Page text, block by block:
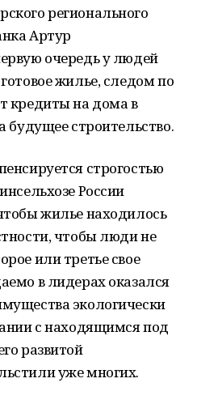
регионального
Артур
очередь у людей
жилье, следом по
кредиты на дома в
будущее строительство.
строгостью
России
жилье находилось
чтобы люди не
или третье свое
в лидерах оказался
экологически
с находящимся под
развитой
уже многих.